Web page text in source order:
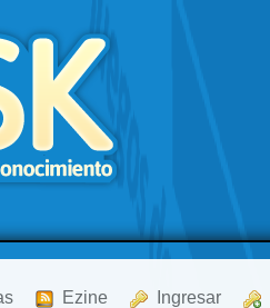
Ezine Ingresar